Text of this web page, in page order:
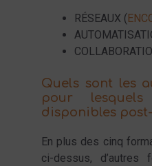
RÉSEAUX (
Quels sont les
pour
disponibles
En plus des cinq
ci-dessus, d’autres